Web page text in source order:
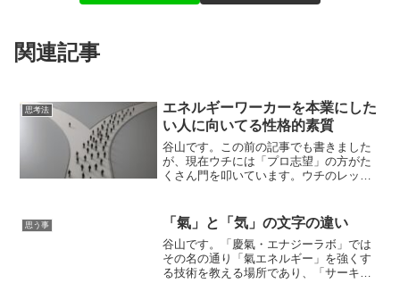
関連記事
思考法
エネルギーワーカーを本業にした
い人に向いてる性格的素質
谷山です。この前の記事でも書きました
が、現在ウチには「プロ志望」の方がた
くさん門を叩いています。ウチのレッス
式なので話を聞かせて貰いながら生徒さ
んの個性や資質に沿った提...
思う事 「氣」と「気」の文字の違い
谷山です。「慶氣・エナジーラボ」では
その名の通り「氣エネルギー」を強くす
る技術を教える場所であり、「サーキュ